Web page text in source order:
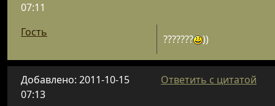
07:11
Гость
??????? ))
Добавлено: 2011-10-15
07:13
Ответить с цитатой